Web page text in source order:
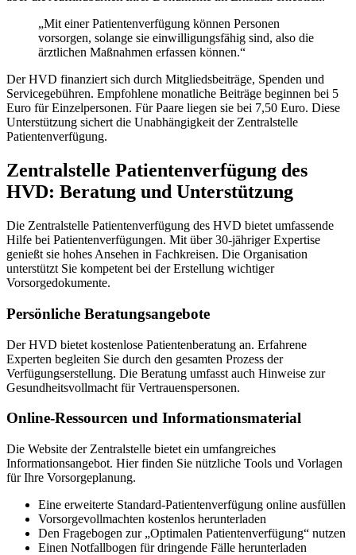
„Mit einer Patientenverfügung können Personen
vorsorgen, solange sie einwilligungsfähig sind, also die
ärztlichen Maßnahmen erfassen können.“
Der HVD finanziert sich durch Mitgliedsbeiträge, Spenden und
Servicegebühren. Empfohlene monatliche Beiträge beginnen bei 5
Euro für Einzelpersonen. Für Paare liegen sie bei 7,50 Euro. Diese
Unterstützung sichert die Unabhängigkeit der Zentralstelle
Patientenverfügung.
Zentralstelle Patientenverfügung des
HVD: Beratung und Unterstützung
Die Zentralstelle Patientenverfügung des HVD bietet umfassende
Hilfe bei Patientenverfügungen. Mit über 30-jähriger Expertise
genießt sie hohes Ansehen in Fachkreisen. Die Organisation
unterstützt Sie kompetent bei der Erstellung wichtiger
Vorsorgedokumente.
Persönliche Beratungsangebote
Der HVD bietet kostenlose Patientenberatung an. Erfahrene
Experten begleiten Sie durch den gesamten Prozess der
Verfügungserstellung. Die Beratung umfasst auch Hinweise zur
Gesundheitsvollmacht für Vertrauenspersonen.
Online-Ressourcen und Informationsmaterial
Die Website der Zentralstelle bietet ein umfangreiches
Informationsangebot. Hier finden Sie nützliche Tools und Vorlagen
für Ihre Vorsorgeplanung.
Eine erweiterte Standard-Patientenverfügung online ausfüllen
Vorsorgevollmachten kostenlos herunterladen
Den Fragebogen zur „Optimalen Patientenverfügung“ nutzen
Einen Notfallbogen für dringende Fälle herunterladen